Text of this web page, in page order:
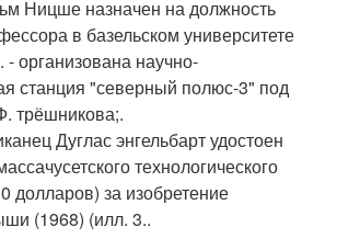
Ницше назначен на должность
в базельском университете
- организована научно-
станция "северный полюс-3" под
трёшникова;.
Дуглас энгельбарт удостоен
технологического
долларов) за изобретение
(1968) (илл. 3..